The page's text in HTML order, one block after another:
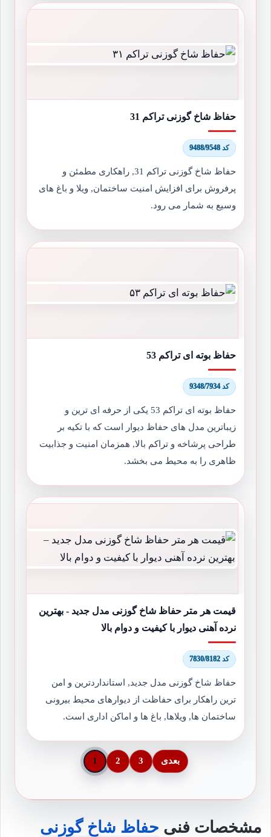
حفاظ شاخ گوزنی تراکم 31
کد 9488/9548
حفاظ شاخ گوزنی تراکم 31, راهکاری مطمئن و
پرفروش برای افزایش امنیت ساختمان, ویلا و باغ های
وسیع به شمار می رود.
حفاظ بوته ای تراکم 53
کد 9348/7934
حفاظ بوته ای تراکم 53 یکی از حرفه ای ترین و
زیباترین مدل های حفاظ دیوار است که با تکیه بر
طراحی پرشاخه و تراکم بالا, همزمان امنیت و جذابیت
ظاهری را به محیط می بخشد.
قیمت هر متر حفاظ شاخ گوزنی مدل جدید - بهترین
نرده آهنی دیوار با کیفیت و دوام بالا
کد 7830/8182
حفاظ شاخ گوزنی مدل جدید, استانداردترین و امن
ترین راهکار برای حفاظت از دیوارهای محیط بیرونی
ساختمان ها, ویلاها, باغ ها و اماکن اداری است.
1 2 3 بعدی
مشخصات فنی حفاظ شاخ گوزنی